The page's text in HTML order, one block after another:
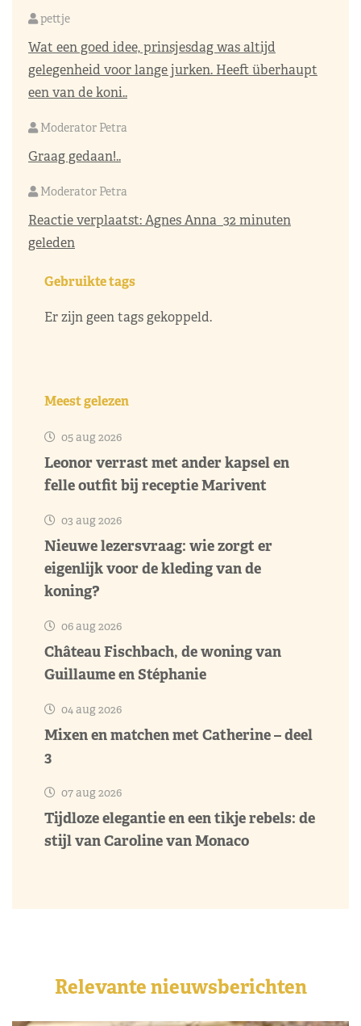
pettje
Wat een goed idee, prinsjesdag was altijd
gelegenheid voor lange jurken. Heeft überhaupt
een van de koni..
Moderator Petra
Graag gedaan!..
Moderator Petra
Reactie verplaatst:Agnes Anna 32 minuten
geleden
Gebruikte tags
Er zijn geen tags gekoppeld.
Meest gelezen
05 aug 2026
Leonor verrast met ander kapsel en
felle outfit bij receptie Marivent
03 aug 2026
Nieuwe lezersvraag: wie zorgt er
eigenlijk voor de kleding van de
koning?
06 aug 2026
Château Fischbach, de woning van
Guillaume en Stéphanie
04 aug 2026
Mixen en matchen met Catherine – deel
3
07 aug 2026
Tijdloze elegantie en een tikje rebels: de
stijl van Caroline van Monaco
Relevante nieuwsberichten